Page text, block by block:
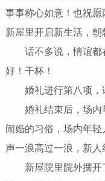
事事称心如意！也祝
新屋里开启新生活，朝
话不多说，情谊都
好！干杯！
婚礼进行第八项，
婚礼结束后，场内
闹婚的习俗，场内年
声一浪高过一浪，新人
新屋院里院外摆开